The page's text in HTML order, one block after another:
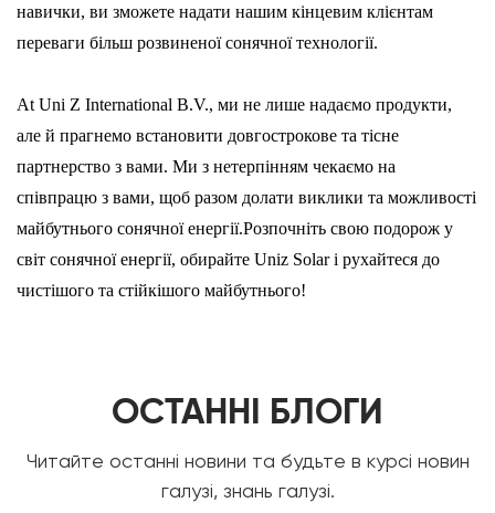
навички, ви зможете надати нашим кінцевим клієнтам
переваги більш розвиненої сонячної технології.
At Uni Z International B.V., ми не лише надаємо продукти,
але й прагнемо встановити довгострокове та тісне
партнерство з вами. Ми з нетерпінням чекаємо на
співпрацю з вами, щоб разом долати виклики та можливості
майбутнього сонячної енергії.Розпочніть свою подорож у
світ сонячної енергії, обирайте Uniz Solar і рухайтеся до
чистішого та стійкішого майбутнього!
ОСТАННІ БЛОГИ
Читайте останні новини та будьте в курсі новин
галузі, знань галузі.